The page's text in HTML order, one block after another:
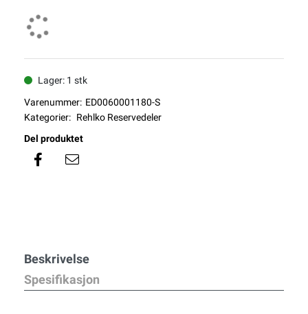
Lager: 1 stk
Varenummer: ED0060001180-S
Kategorier: Rehlko Reservedeler
Del produktet
Beskrivelse
Spesifikasjon